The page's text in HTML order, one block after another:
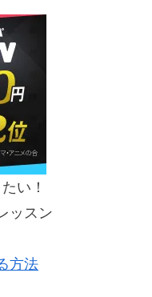
い！
ッスン
方法